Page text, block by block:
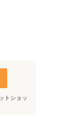
トショッ